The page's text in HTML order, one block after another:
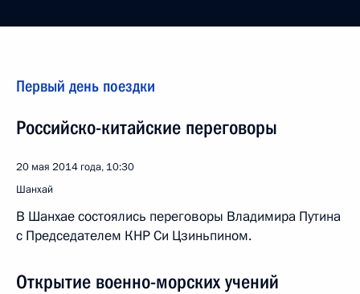
Первый день поездки
Российско-китайские переговоры
20 мая 2014 года, 10:30
Шанхай
В Шанхае состоялись переговоры Владимира Путина
с Председателем КНР Си Цзиньпином.
Открытие военно-морских учений